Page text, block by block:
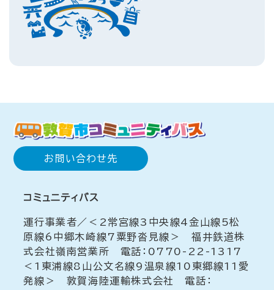
お問い合わせ先
コミュニティバス
運行事業者／＜2常宮線3中央線4金山線5松
原線6中郷木崎線7粟野沓見線＞ 福井鉄道株
式会社嶺南営業所 電話：0770-22-1317
＜1東浦線8山公文名線9温泉線10東郷線11愛
発線＞ 敦賀海陸運輸株式会社 電話：